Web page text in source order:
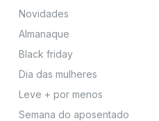
Novidades
Almanaque
Black friday
Dia das mulheres
Leve + por menos
Semana do aposentado